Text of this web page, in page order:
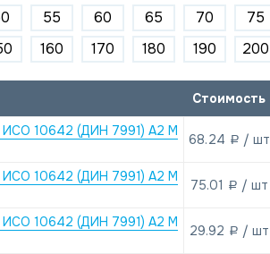
55 60 65 70 75
160 170 180 190 200
Стоимость
ИСО 10642 (ДИН 7991) А2 M
68.24 a / шт
ИСО 10642 (ДИН 7991) А2 M
75.01 a / шт
ИСО 10642 (ДИН 7991) А2 M
29.92 a / шт